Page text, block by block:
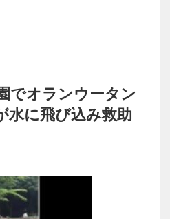
でオランウータン
水に飛び込み救助